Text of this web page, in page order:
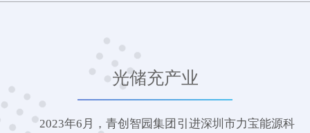
光储充产业
2023年6月，青创智园集团引进深圳市力宝能源科